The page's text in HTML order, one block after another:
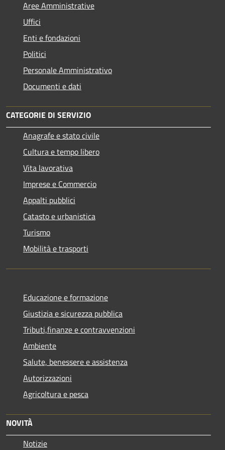
Aree Amministrative
Uffici
Enti e fondazioni
Politici
Personale Amministrativo
Documenti e dati
CATEGORIE DI SERVIZIO
Anagrafe e stato civile
Cultura e tempo libero
Vita lavorativa
Imprese e Commercio
Appalti pubblici
Catasto e urbanistica
Turismo
Mobilità e trasporti
Educazione e formazione
Giustizia e sicurezza pubblica
Tributi,finanze e contravvenzioni
Ambiente
Salute, benessere e assistenza
Autorizzazioni
Agricoltura e pesca
NOVITÀ
Notizie